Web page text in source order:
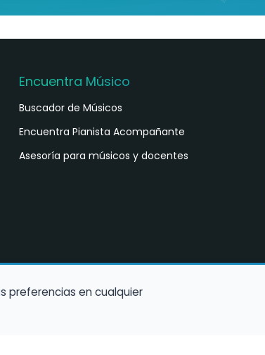
Encuentra Músico
Buscador de Músicos
Encuentra Pianista Acompañante
Asesoría para músicos y docentes
preferencias en cualquier